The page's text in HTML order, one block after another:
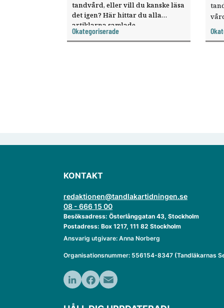
tandvård, eller vill du kanske läsa
det igen? Här hittar du alla
artiklarna samlade.
Okategoriserade
KONTAKT
redaktionen@tandlakartidningen.se
08 - 666 15 00
Besöksadress: Österlånggatan 43, Stockholm
Postadress: Box 1217, 111 82 Stockholm
Ansvarig utgivare: Anna Norberg
Organisationsnummer: 556154-8347 (Tandläkarnas